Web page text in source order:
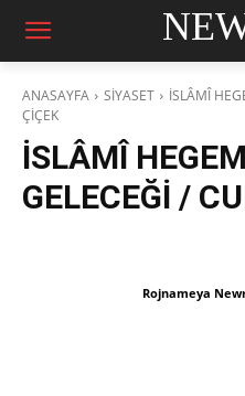
ANASAYFA SİYASET
İSLÂMÎ
ÇİÇEK
İSLÂMÎ
GELECEĞİ /
Rojnameya